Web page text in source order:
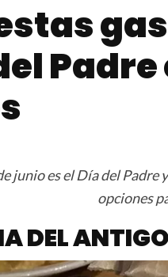
junio es el Día del Padre
opciones
DEL